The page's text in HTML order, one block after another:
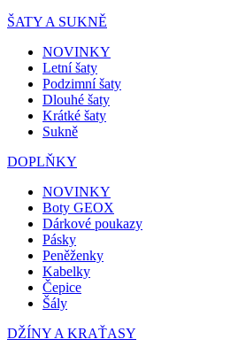
ŠATY A SUKNĚ
NOVINKY
Letní šaty
Podzimní šaty
Dlouhé šaty
Krátké šaty
Sukně
DOPLŇKY
NOVINKY
Boty GEOX
Dárkové poukazy
Pásky
Peněženky
Kabelky
Čepice
Šály
DŽÍNY A KRAŤASY